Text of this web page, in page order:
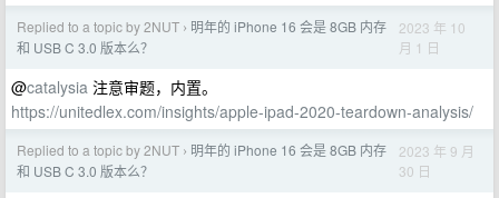
Replied to a topic by 2NUT › 明年的 iPhone 16 会是 8GB 内存
和 USB C 3.0 版本么？
2023 年 10
月 1 日
@catalysia 注意审题，内置。
https://unitedlex.com/insights/apple-ipad-2020-teardown-analysis/
Replied to a topic by 2NUT › 明年的 iPhone 16 会是 8GB 内存
和 USB C 3.0 版本么？
2023 年 9 月
30 日